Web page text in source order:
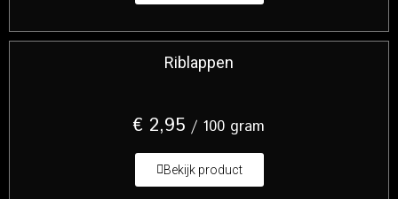
Riblappen
€ 2,95 / 100 gram
Bekijk product